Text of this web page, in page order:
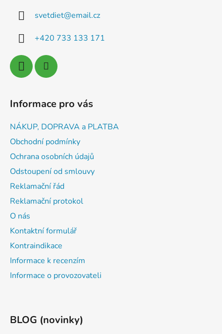
svetdiet@email.cz
+420 733 133 171
Informace pro vás
NÁKUP, DOPRAVA a PLATBA
Obchodní podmínky
Ochrana osobních údajů
Odstoupení od smlouvy
Reklamační řád
Reklamační protokol
O nás
Kontaktní formulář
Kontraindikace
Informace k recenzím
Informace o provozovateli
BLOG (novinky)